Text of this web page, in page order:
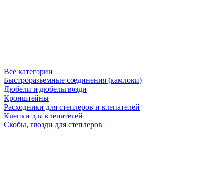
Все категории
Быстроразъемные соединения (камлоки)
Дюбели и дюбельгвозди
Кронштейны
Расходники для степлеров и клепателей
Клепки для клепателей
Скобы, гвозди для степлеров